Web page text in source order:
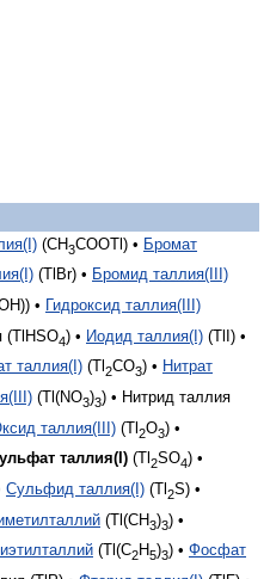
(CH3COOTl) • Бромат
(TlBr) • Бромид таллия(III)
• Гидроксид таллия(III)
(TlHSO4) • Иодид таллия(I) (TlI) •
таллия(I) (Tl 2CO3) • Нитрат
(Tl(NO3)3) • Нитрид таллия
таллия(III) (Tl2O3) •
таллия(I) (Tl 2SO4) •
Сульфид таллия(I) (Tl 2S) •
(Tl(CH3)3) •
(Tl(C2H5)3) • Фосфат